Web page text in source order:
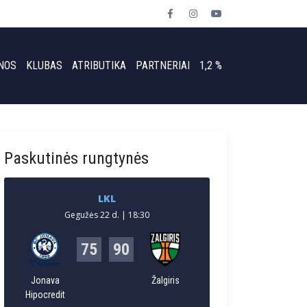
KLUBAS ATRIBUTIKA PARTNERIAI 1,2 %
Paskutinės rungtynės
LKL
Gegužės 22 d. | 18:30
Jonava
Hipocredit
75 90
Žalgiris